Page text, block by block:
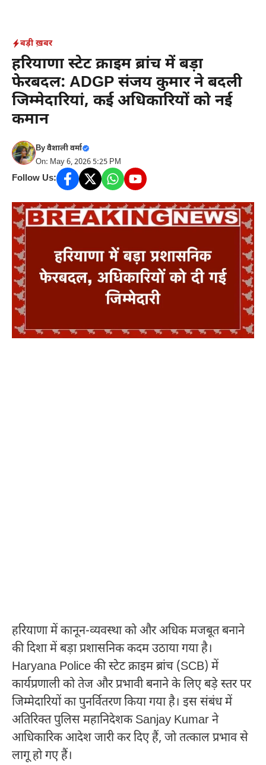
content
बड़ी ख़बर
हरियाणा स्टेट क्राइम ब्रांच में बड़ा
फेरबदल: ADGP संजय कुमार ने बदली
जिम्मेदारियां, कई अधिकारियों को नई
कमान
Byवैशाली वर्मा
On: May 6, 2026 5:25 PM
Follow Us:
हरियाणा में कानून-व्यवस्था को और अधिक मजबूत बनाने
की दिशा में बड़ा प्रशासनिक कदम उठाया गया है।
Haryana Policeकी स्टेट क्राइम ब्रांच (SCB) में
कार्यप्रणाली को तेज और प्रभावी बनाने के लिए बड़े स्तर पर
जिम्मेदारियों का पुनर्वितरण किया गया है। इस संबंध में
अतिरिक्त पुलिस महानिदेशकSanjay Kumarने
आधिकारिक आदेश जारी कर दिए हैं, जो तत्काल प्रभाव से
लागू हो गए हैं।